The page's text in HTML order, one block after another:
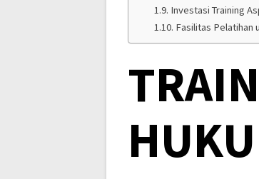
Investasi Training
Fasilitas Pelatihan